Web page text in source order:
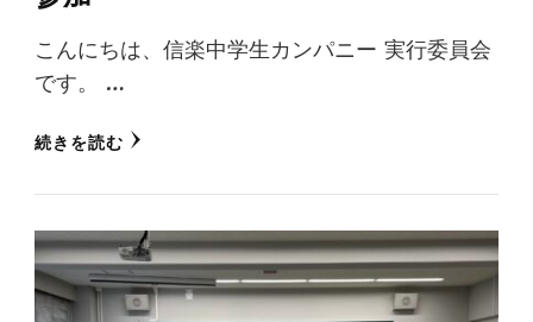
こんにちは、信楽中学生カンパニー 実行委員会
です。 …
続きを読む